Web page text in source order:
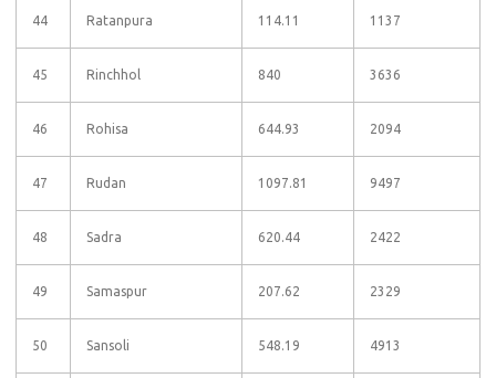
44 Ratanpura 114.11 1137
45 Rinchhol 840 3636
46 Rohisa 644.93 2094
47 Rudan 1097.81 9497
48 Sadra 620.44 2422
49 Samaspur 207.62 2329
50 Sansoli 548.19 4913